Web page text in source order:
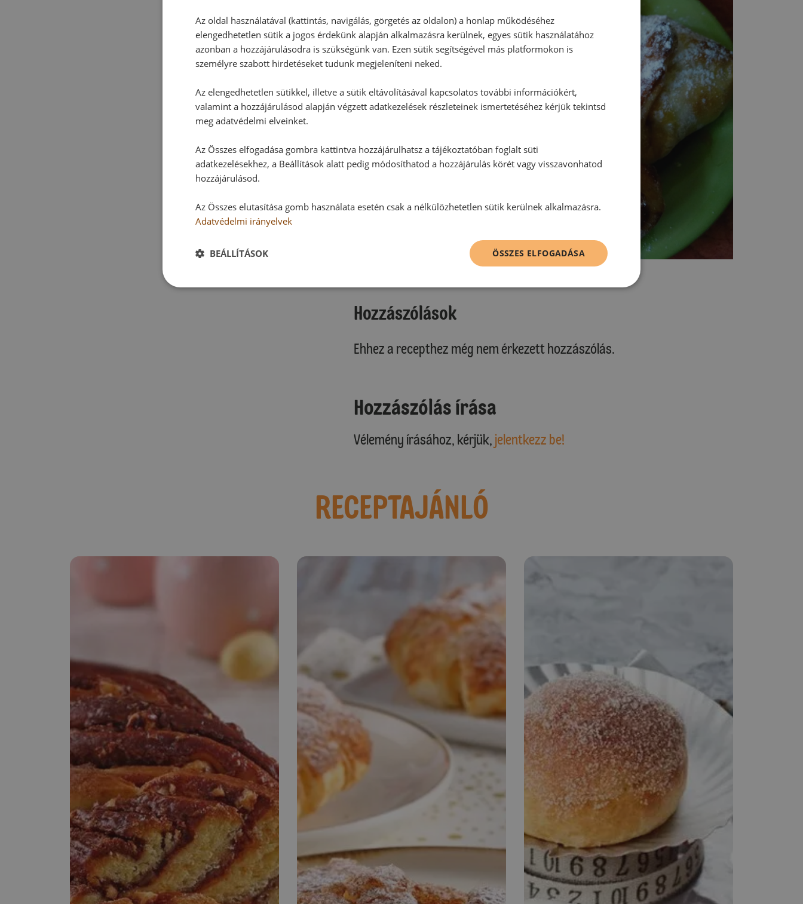
Hozzászólások
Ehhez a recepthez még nem érkezett hozzászólás.
Hozzászólás írása
Vélemény írásához, kérjük, jelentkezz be!
RECEPTAJÁNLÓ
Az oldal használatával (kattintás, navigálás, görgetés az oldalon) a honlap működéséhez
elengedhetetlen sütik a jogos érdekünk alapján alkalmazásra kerülnek, egyes sütik használatához
azonban a hozzájárulásodra is szükségünk van. Ezen sütik segítségével más platformokon is
személyre szabott hirdetéseket tudunk megjeleníteni neked.
Az elengedhetetlen sütikkel, illetve a sütik eltávolításával kapcsolatos további információkért,
valamint a hozzájárulásod alapján végzett adatkezelések részleteinek ismertetéséhez kérjük tekintsd
meg adatvédelmi elveinket.
Az Összes elfogadása gombra kattintva hozzájárulhatsz a tájékoztatóban foglalt süti
adatkezelésekhez, a Beállítások alatt pedig módosíthatod a hozzájárulás körét vagy visszavonhatod
hozzájárulásod.
Az Összes elutasítása gomb használata esetén csak a nélkülözhetetlen sütik kerülnek alkalmazásra.
Adatvédelmi irányelvek
ÖSSZES ELFOGADÁSA
BEÁLLÍTÁSOK